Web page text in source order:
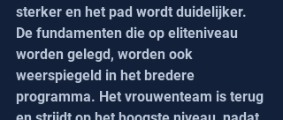
sterker en het pad wordt duidelijker.
De fundamenten die op eliteniveau
worden gelegd, worden ook
weerspiegeld in het bredere
programma. Het vrouwenteam is terug